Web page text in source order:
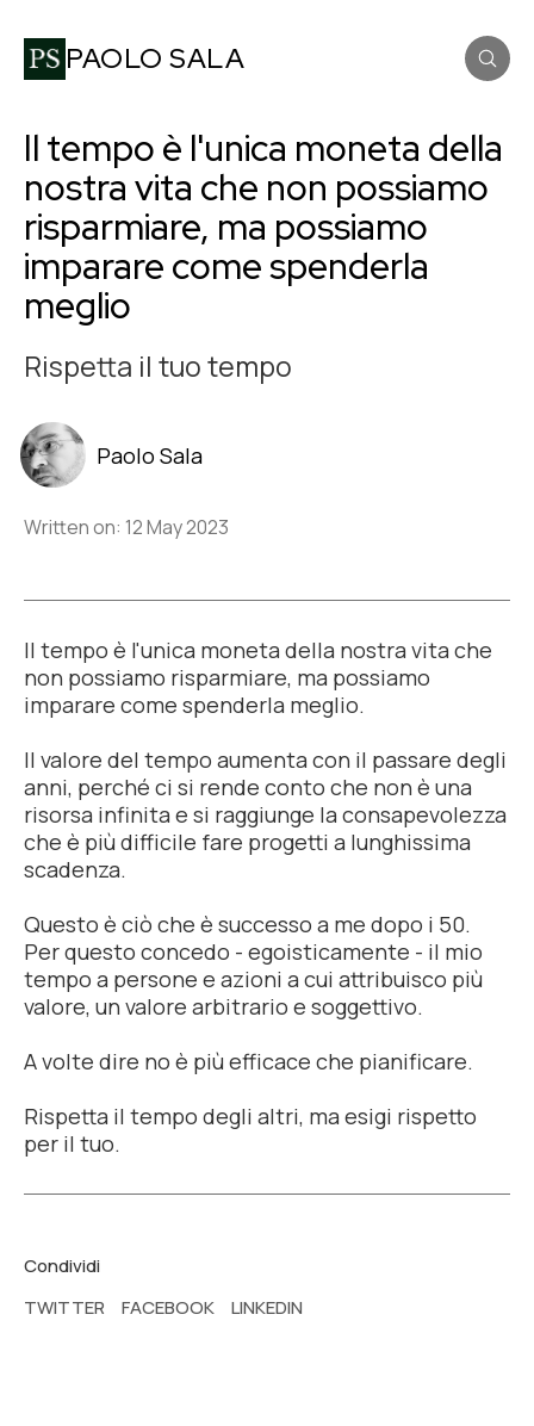
PAOLO SALA
Il tempo è l'unica moneta della
nostra vita che non possiamo
risparmiare, ma possiamo
imparare come spenderla
meglio
Rispetta il tuo tempo
Paolo Sala
Written on: 12 May 2023
Il tempo è l'unica moneta della nostra vita che
non possiamo risparmiare, ma possiamo
imparare come spenderla meglio.
Il valore del tempo aumenta con il passare degli
anni, perché ci si rende conto che non è una
risorsa infinita e si raggiunge la consapevolezza
che è più difficile fare progetti a lunghissima
scadenza.
Questo è ciò che è successo a me dopo i 50.
Per questo concedo - egoisticamente - il mio
tempo a persone e azioni a cui attribuisco più
valore, un valore arbitrario e soggettivo.
A volte dire no è più efficace che pianificare.
Rispetta il tempo degli altri, ma esigi rispetto
per il tuo.
Condividi
TWITTER
FACEBOOK LINKEDIN